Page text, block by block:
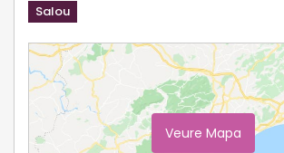
Salou
Veure Mapa